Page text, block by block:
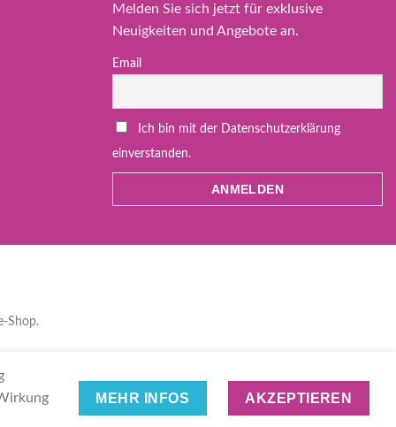
Melden Sie sich jetzt für exklusive
Neuigkeiten und Angebote an.
Email
Ich bin mit der Datenschutzerklärung
einverstanden.
Shop.
MEHR INFOS AKZEPTIEREN
)